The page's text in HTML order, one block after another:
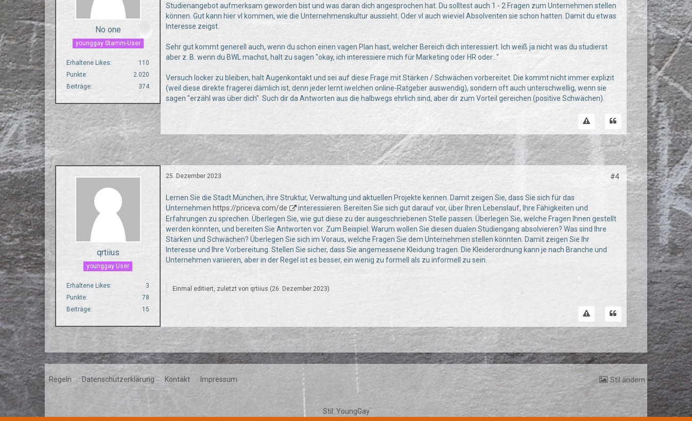
No one
younggay Stamm-User
Erhaltene Likes
110
Punkte
2.020
Beiträge
374
Studienangebot aufmerksam geworden bist und was daran dich angesprochen hat. Du solltest auch 1 - 2 Fragen zum Unternehmen stellen
können. Gut kann hier vl kommen, wie die Unternehmenskultur aussieht. Oder vl auch wieviel Absolventen sie schon hatten. Damit du etwas
Interesse zeigst.
Sehr gut kommt generell auch, wenn du schon einen vagen Plan hast, welcher Bereich dich interessiert. Ich weiß ja nicht was du studierst
aber z. B. wenn du BWL machst, halt zu sagen "okay, ich interessiere mich für Marketing oder HR oder..."
Versuch locker zu bleiben, halt Augenkontakt und sei auf diese Frage mit Stärken / Schwächen vorbereitet. Die kommt nicht immer explizit
(weil diese direkte fragerei dämlich ist, denn jeder lernt iwelchen online-Ratgeber auswendig), sondern oft auch unterschwellig, wenn sie
sagen "erzähl was über dich". Such dir da Antworten aus die halbwegs ehrlich sind, aber dir zum Vorteil gereichen (positive Schwächen).
qrtiius
younggay User
Erhaltene Likes
3
Punkte
78
Beiträge
15
25. Dezember 2023 #4
Lernen Sie die Stadt München, ihre Struktur, Verwaltung und aktuellen Projekte kennen. Damit zeigen Sie, dass Sie sich für das
Unternehmen https://priceva.com/de
interessieren. Bereiten Sie sich gut darauf vor, über Ihren Lebenslauf, Ihre Fähigkeiten und
Erfahrungen zu sprechen. Überlegen Sie, wie gut diese zu der ausgeschriebenen Stelle passen. Überlegen Sie, welche Fragen Ihnen gestellt
werden könnten, und bereiten Sie Antworten vor. Zum Beispiel: Warum wollen Sie diesen dualen Studiengang absolvieren? Was sind Ihre
Stärken und Schwächen? Überlegen Sie sich im Voraus, welche Fragen Sie dem Unternehmen stellen könnten. Damit zeigen Sie Ihr
Interesse und Ihre Vorbereitung. Stellen Sie sicher, dass Sie angemessene Kleidung tragen. Die Kleiderordnung kann je nach Branche und
Unternehmen variieren, aber in der Regel ist es besser, ein wenig zu formell als zu informell zu sein.
Einmal editiert, zuletzt von qrtiius (26. Dezember 2023)
Stil ändern
Regeln Datenschutzerklärung Kontakt Impressum
Stil: YoungGay